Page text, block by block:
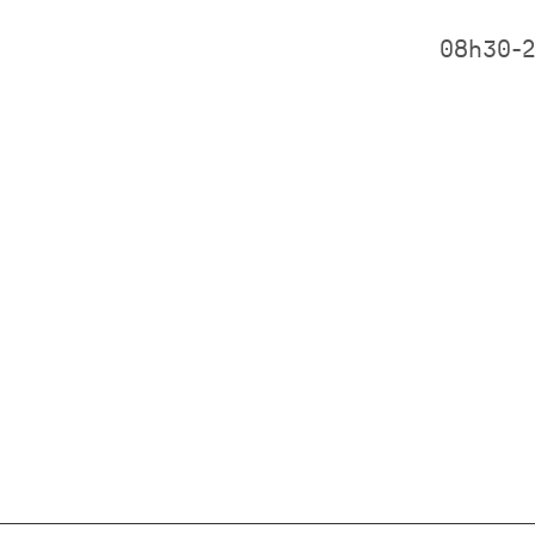
08h30-